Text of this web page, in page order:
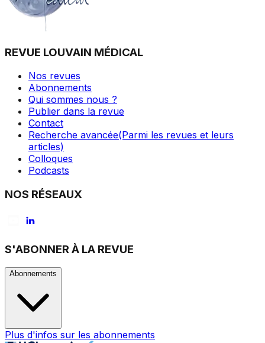
REVUE LOUVAIN MÉDICAL
Nos revues
Abonnements
Qui sommes nous ?
Publier dans la revue
Contact
Recherche avancée(Parmi les revues et leurs
articles)
Colloques
Podcasts
NOS RÉSEAUX
S'ABONNER À LA REVUE
Abonnements
Plus d'infos sur les abonnements